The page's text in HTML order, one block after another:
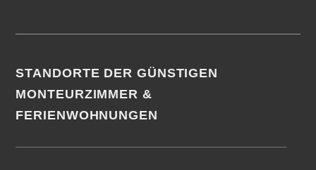
STANDORTE DER GÜNSTIGEN
MONTEURZIMMER &
FERIENWOHNUNGEN